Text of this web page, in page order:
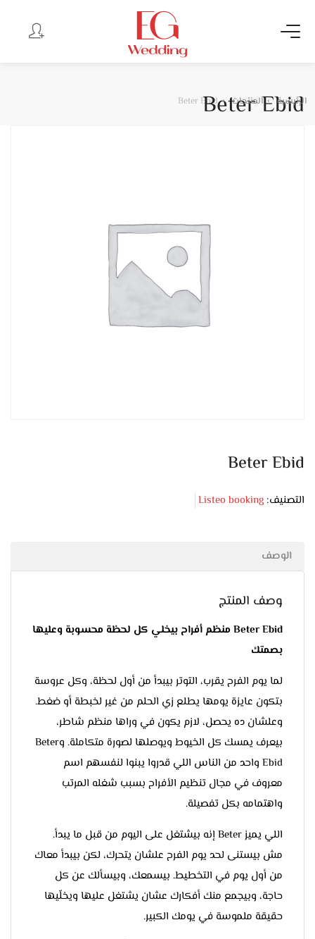
Beter Ebid
الرئيسية المنتجات Beter Ebid
Beter Ebid
التصنيف: Listeo booking
الوصف
وصف المنتج
Beter Ebid منظم أفراح بيخلي كل لحظة محسوبة وعليها
بصمتك
لما يوم الفرح يقرب، التوتر بيبدأ من أول لحظة، وكل عروسة
بتكون عايزة يومها يطلع زي الحلم من غير لخبطة أو ضغط.
وعلشان ده يحصل، لازم يكون في وراها منظم شاطر،
بيعرف يمسك كل الخيوط ويوصلها لصورة متكاملة. وBeter
Ebid واحد من الناس اللي قدروا يبنوا لنفسهم اسم
معروف في مجال تنظيم الأفراح بسبب شغله المرتب
واهتمامه بكل تفصيلة.
اللي يميز Beter إنه بيشتغل على اليوم من قبل ما يبدأ.
مش بيستنى لحد يوم الفرح علشان يتحرك، لكن بيبدأ معاك
من أول يوم في التخطيط. بيسمعك، وبيسألك عن كل
حاجة، وبيجمع منك أفكارك عشان يشتغل عليها ويخلّيها
حقيقة ملموسة في يومك الكبير.